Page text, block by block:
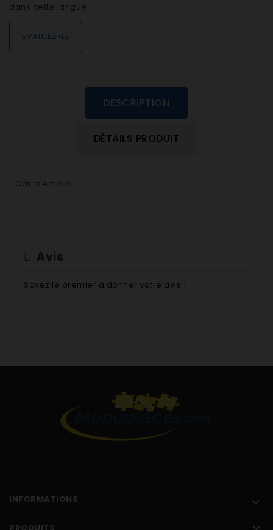
dans cette langue
EVALUEZ-LE
DESCRIPTION
DÉTAILS PRODUIT
Cas d'emploi :
Avis
Soyez le premier à donner votre avis !
INFORMATIONS 